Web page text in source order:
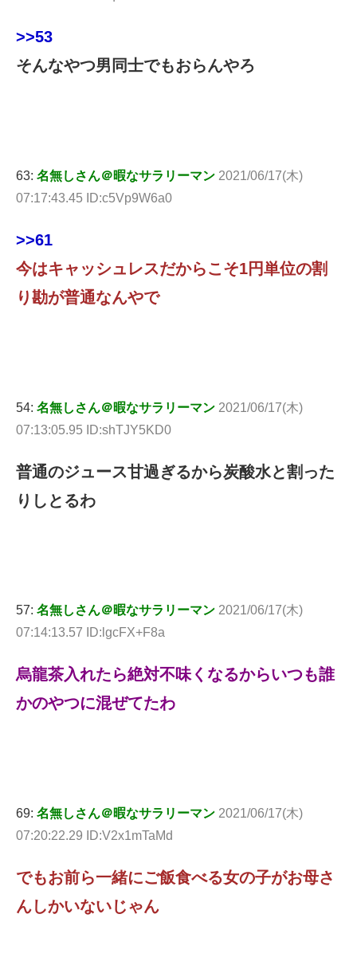
>>53
そんなやつ男同士でもおらんやろ
63: 名無しさん＠暇なサラリーマン 2021/06/17(木)
07:17:43.45 ID:c5Vp9W6a0
>>61
今はキャッシュレスだからこそ1円単位の割
り勘が普通なんやで
54: 名無しさん＠暇なサラリーマン 2021/06/17(木)
07:13:05.95 ID:shTJY5KD0
普通のジュース甘過ぎるから炭酸水と割った
りしとるわ
57: 名無しさん＠暇なサラリーマン 2021/06/17(木)
07:14:13.57 ID:lgcFX+F8a
烏龍茶入れたら絶対不味くなるからいつも誰
かのやつに混ぜてたわ
69: 名無しさん＠暇なサラリーマン 2021/06/17(木)
07:20:22.29 ID:V2x1mTaMd
でもお前ら一緒にご飯食べる女の子がお母さ
んしかいないじゃん